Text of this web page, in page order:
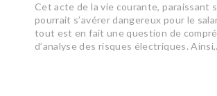
Cet acte de la vie courante, paraissant
pourrait s’avérer dangereux pour le
tout est en fait une question de
d’analyse des risques électriques.